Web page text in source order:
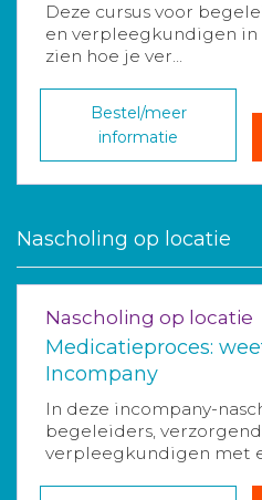
Deze cursus voor
en verpleegkundigen in
zien hoe je ver...
Bestel/meer
informatie
Nascholing op locatie
Nascholing op locatie
Medicatieproces:
Incompany
In deze incompany-
begeleiders,
verpleegkundigen met